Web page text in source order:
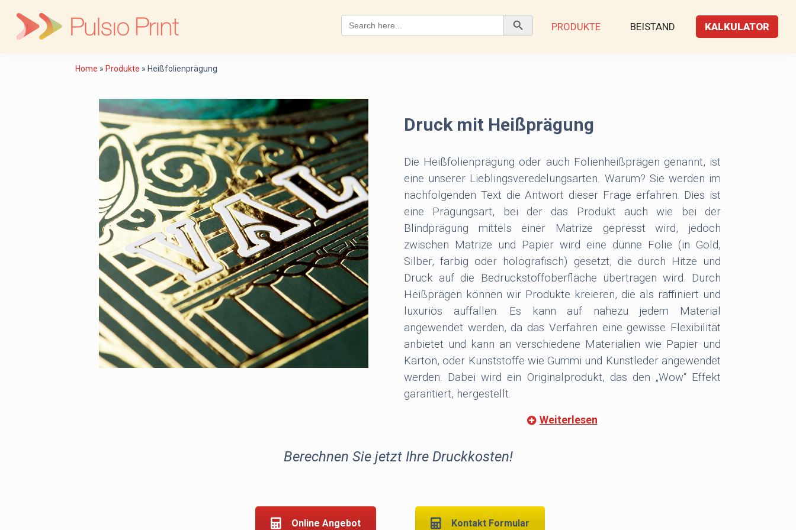
content
Search Button
PRODUKTE BEISTAND KALKULATOR
Home » Produkte » Heißfolienprägung
Druck mit Heißprägung
Die Heißfolienprägung oder auch Folienheißprägen genannt, ist
eine unserer Lieblingsveredelungsarten. Warum? Sie werden im
nachfolgenden Text die Antwort dieser Frage erfahren. Dies ist
eine Prägungsart, bei der das Produkt auch wie bei der
Blindprägung mittels einer Matrize gepresst wird, jedoch
zwischen Matrize und Papier wird eine dünne Folie (in Gold,
Silber, farbig oder holografisch) gesetzt, die durch Hitze und
Druck auf die Bedruckstoffoberfläche übertragen wird. Durch
Heißprägen können wir Produkte kreieren, die als raffiniert und
luxuriös auffallen. Es kann auf nahezu jedem Material
angewendet werden, da das Verfahren eine gewisse Flexibilität
anbietet und kann an verschiedene Materialien wie Papier und
Karton, oder Kunststoffe wie Gummi und Kunstleder angewendet
werden. Dabei wird ein Originalprodukt, das den „Wow“ Effekt
garantiert, hergestellt.
Warum Heißfolienprägung auswählen?
der Druckproduktion erhöht die Heißfolienprägung den Wert des
Veredelungsarten. Mit deren Hilfe können Sie eine Vielzahl von
Weiterlesen
Berechnen Sie jetzt Ihre Druckkosten!
Online Angebot Kontakt Formular